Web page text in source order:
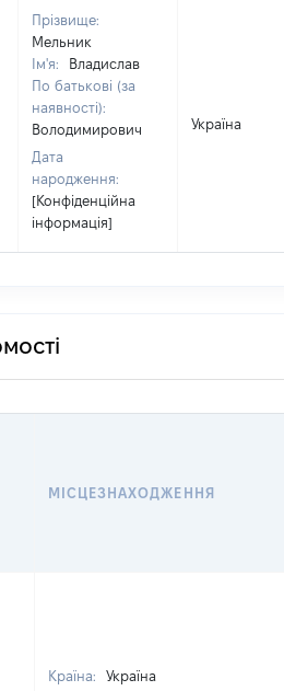
Прізвище:
Мельник
Ім'я:
Владислав
По батькові (за
наявності):
Володимирович
Дата
народження:
[Конфіденційна
інформація]
Україна
МІСЦЕЗНАХОДЖЕННЯ
Країна:
Україна